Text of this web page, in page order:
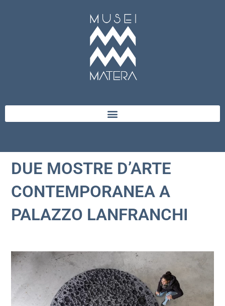
DUE MOSTRE D’ARTE
CONTEMPORANEA A
PALAZZO LANFRANCHI